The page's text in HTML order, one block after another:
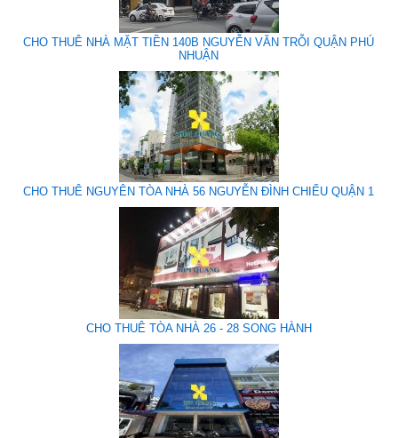
CHO THUÊ NHÀ MẶT TIỀN 140B NGUYỄN VĂN TRỖI QUẬN PHÚ
NHUẬN
CHO THUÊ NGUYÊN TÒA NHÀ 56 NGUYỄN ĐÌNH CHIỂU QUẬN 1
CHO THUÊ TÒA NHÀ 26 - 28 SONG HÀNH